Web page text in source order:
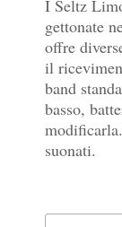
I Seltz
gettonate
offre
il
band
basso,
suonati.